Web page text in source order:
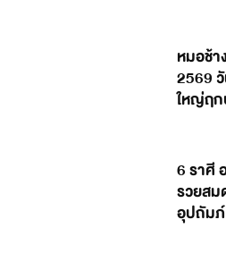
หมอช้
2569
ใหญ่ฤ
6 ราศี
รวยสม
อุปถัม